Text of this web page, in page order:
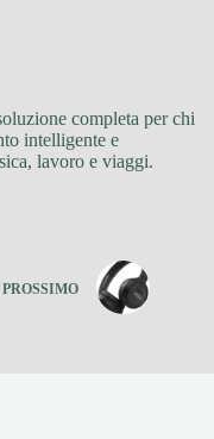
completa per chi
intelligente e
lavoro e viaggi.
PROSSIMO